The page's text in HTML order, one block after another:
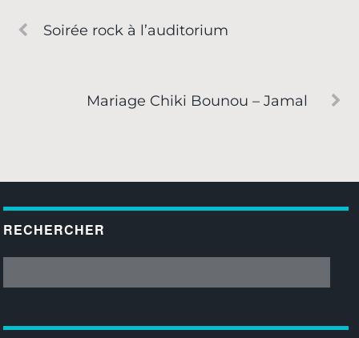
Soirée rock à l’auditorium
Mariage Chiki Bounou – Jamal
RECHERCHER